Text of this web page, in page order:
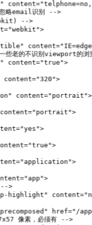
content=
忽略email识别 -->
-->
"webkit">
content=
些老的不识别viewport的
content="true">
content="320">
content="portrait">
content="portrait">
"yes">
"true">
"application">
"app">
-->
highlight" content=
href="/
像素，必须有 -->